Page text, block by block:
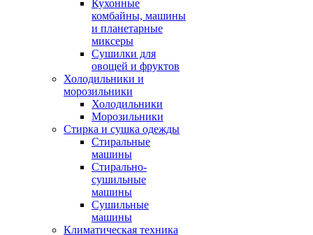
Кухонные
комбайны, машины
и планетарные
миксеры
Сушилки для
овощей и фруктов
Холодильники и
морозильники
Холодильники
Морозильники
Стирка и сушка одежды
Стиральные
машины
Стирально-
сушильные
машины
Сушильные
машины
Климатическая техника